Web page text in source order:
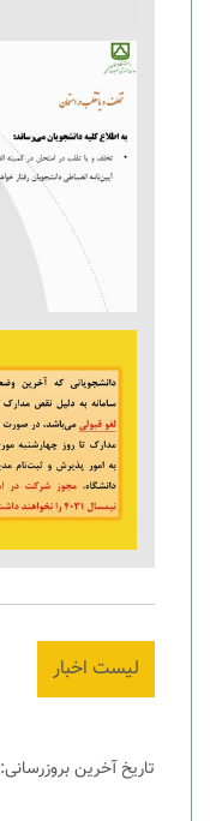
لیست اخبار
تاریخ آخرین بروزرسانی: 1403/10/15 08:48